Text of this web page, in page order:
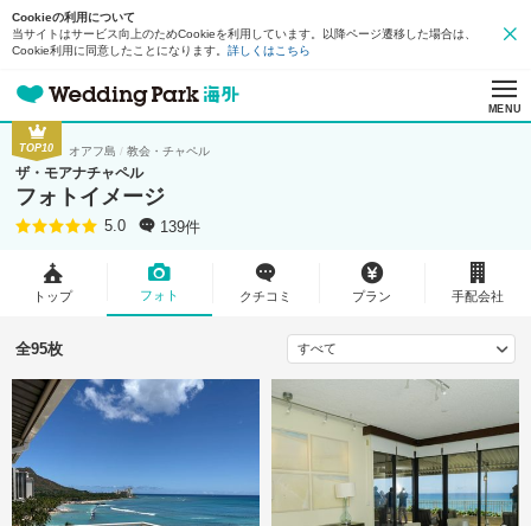
Cookieの利用について
当サイトはサービス向上のためCookieを利用しています。以降ページ遷移した場合は、
Cookie利用に同意したことになります。 詳しくはこちら
MENU
TOP10 オアフ島 教会・チャペル
ザ・モアナチャペル
フォトイメージ
5.0 139件
トップ フォト クチコミ プラン 手配会社
全95枚